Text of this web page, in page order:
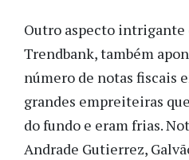
Outro aspecto intrigante
Trendbank, também
número de notas fiscais
grandes empreiteiras
do fundo e eram frias.
Andrade Gutierrez,